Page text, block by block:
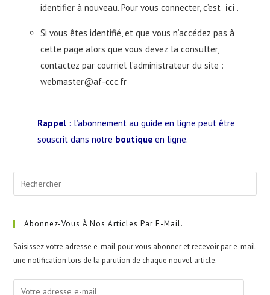
identifier à nouveau. Pour vous connecter, c’est ici .
Si vous êtes identifié, et que vous n’accédez pas à
cette page alors que vous devez la consulter,
contactez par courriel l’administrateur du site :
webmaster@af-ccc.fr
Rappel : l’abonnement au guide en ligne peut être
souscrit dans notre boutique en ligne.
Abonnez-Vous À Nos Articles Par E-Mail.
Saisissez votre adresse e-mail pour vous abonner et recevoir par e-mail
une notification lors de la parution de chaque nouvel article.
Votre